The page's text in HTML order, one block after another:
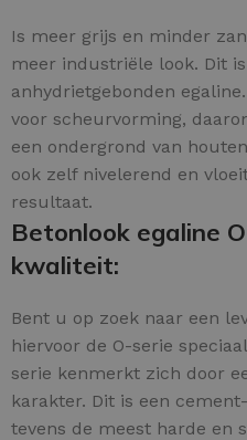
Is meer grijs en minder
meer industriële look. Dit
anhydrietgebonden
voor scheurvorming,
een ondergrond van
ook zelf nivelerend en
resultaat.
Betonlook egaline
kwaliteit:
Bent u op zoek naar een
hiervoor de O-serie
serie kenmerkt zich door
karakter. Dit is een
tevens de meest harde en